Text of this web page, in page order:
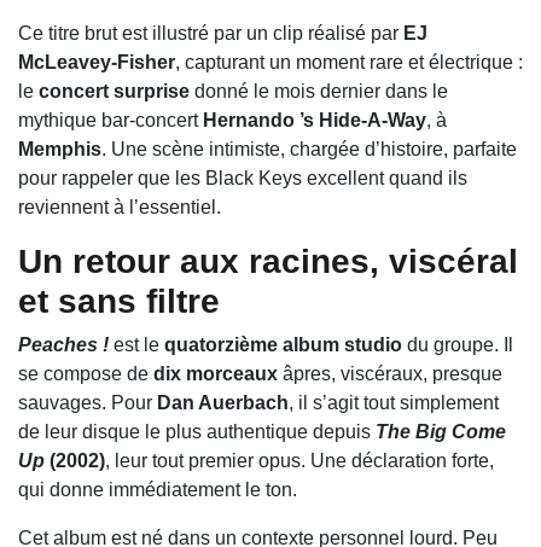
Ce titre brut est illustré par un clip réalisé par EJ
McLeavey-Fisher, capturant un moment rare et électrique :
le concert surprise donné le mois dernier dans le
mythique bar-concert Hernando ’s Hide-A-Way, à
Memphis. Une scène intimiste, chargée d’histoire, parfaite
pour rappeler que les Black Keys excellent quand ils
reviennent à l’essentiel.
Un retour aux racines, viscéral
et sans filtre
Peaches ! est le quatorzième album studio du groupe. Il
se compose de dix morceaux âpres, viscéraux, presque
sauvages. Pour Dan Auerbach, il s’agit tout simplement
de leur disque le plus authentique depuis The Big Come
Up (2002), leur tout premier opus. Une déclaration forte,
qui donne immédiatement le ton.
Cet album est né dans un contexte personnel lourd. Peu